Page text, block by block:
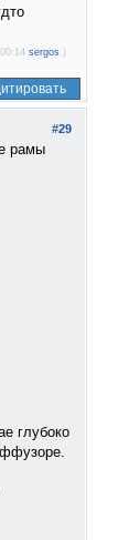
sergos.)
#29
рамы
глубоко